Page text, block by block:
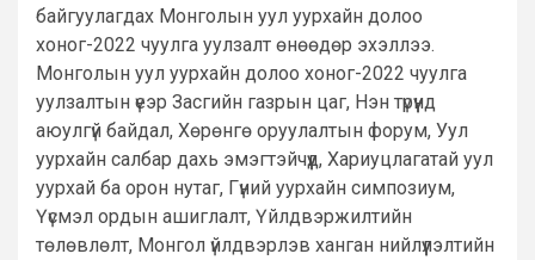
байгуулагдах Монголын уул уурхайн долоо
хоног-2022 чуулга уулзалт өнөөдөр эхэллээ.
Монголын уул уурхайн долоо хоног-2022 чуулга
уулзалтын үеэр Засгийн газрын цаг, Нэн түрүүнд
аюулгүй байдал, Хөрөнгө оруулалтын форум, Уул
уурхайн салбар дахь эмэгтэйчүүд, Хариуцлагатай уул
уурхай ба орон нутаг, Гүний уурхайн симпозиум,
Үүсмэл ордын ашиглалт, Үйлдвэржилтийн
төлөвлөлт, Монгол үйлдвэрлэв ханган нийлүүлэлтийн